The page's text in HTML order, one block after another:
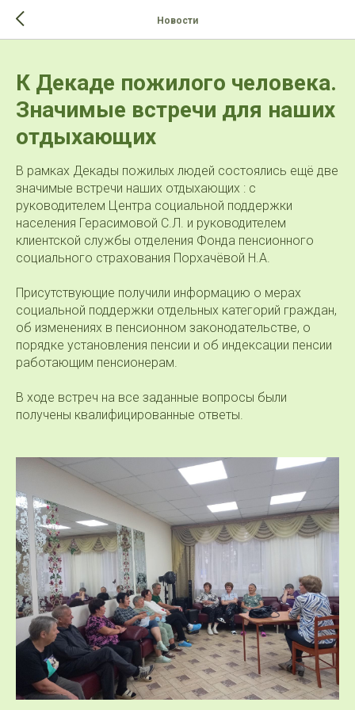
Новости
К Декаде пожилого человека.
Значимые встречи для наших
отдыхающих
В рамках Декады пожилых людей состоялись ещё две
значимые встречи наших отдыхающих : с
руководителем Центра социальной поддержки
населения Герасимовой С.Л. и руководителем
клиентской службы отделения Фонда пенсионного
социального страхования Порхачёвой Н.А.
Присутствующие получили информацию о мерах
социальной поддержки отдельных категорий граждан,
об изменениях в пенсионном законодательстве, о
порядке установления пенсии и об индексации пенсии
работающим пенсионерам.
В ходе встреч на все заданные вопросы были
получены квалифицированные ответы.